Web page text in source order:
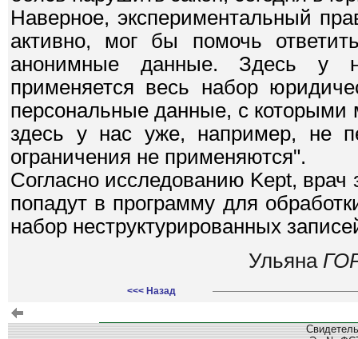
Наверное, экспериментальный
активно, мог бы помочь
анонимные данные. Здесь у
применяется весь набор
персональные данные, с которыми
здесь у нас уже, например, не
ограничения не применяются".
Согласно исследованию Kept, врач
попадут в программу для
набор неструктурированных
Ульяна
<<< Назад